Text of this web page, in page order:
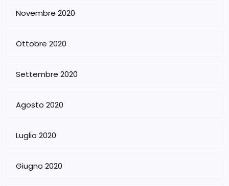
Novembre 2020
Ottobre 2020
Settembre 2020
Agosto 2020
Luglio 2020
Giugno 2020